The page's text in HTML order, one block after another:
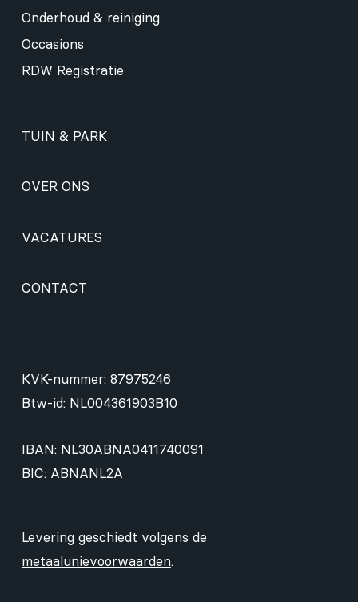
Onderhoud & reiniging
Occasions
RDW Registratie
TUIN & PARK
OVER ONS
VACATURES
CONTACT
KVK-nummer: 87975246
Btw-id: NL004361903B10
IBAN: NL30ABNA0411740091
BIC: ABNANL2A
Levering geschiedt volgens de
metaalunievoorwaarden.